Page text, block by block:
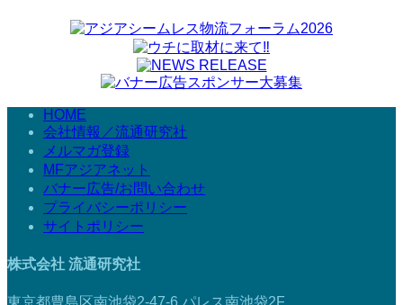
HOME
会社情報／流通研究社
メルマガ登録
MFアジアネット
バナー広告/お問い合わせ
プライバシーポリシー
サイトポリシー
株式会社 流通研究社
東京都豊島区南池袋2-47-6 パレス南池袋2F